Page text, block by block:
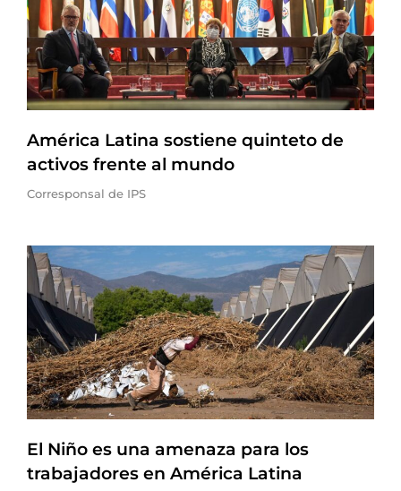
América Latina sostiene quinteto de
activos frente al mundo
Corresponsal de IPS
El Niño es una amenaza para los
trabajadores en América Latina